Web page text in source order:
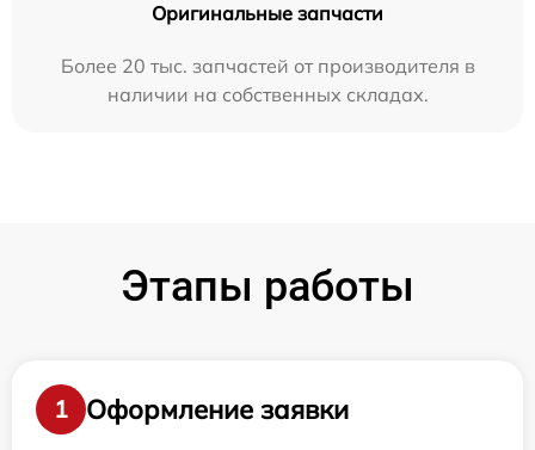
Оригинальные запчасти
Более 20 тыс. запчастей от производителя в
наличии на собственных складах.
Этапы работы
1
Оформление заявки